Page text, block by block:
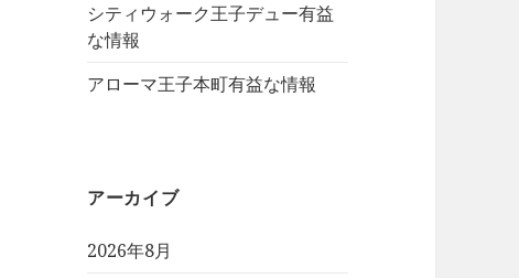
シティウォーク王子デュー有益
な情報
アローマ王子本町有益な情報
アーカイブ
2026年8月